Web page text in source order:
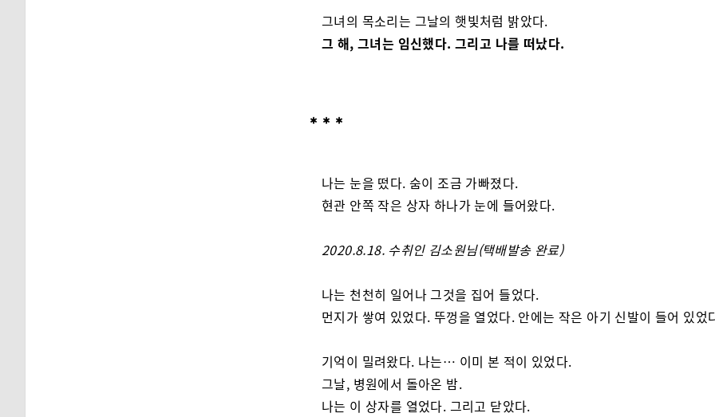
그녀의 목소리는 그날의 햇빛처럼 밝았다.
그 해, 그녀는 임신했다. 그리고 나를 떠났다.
나는 눈을 떴다. 숨이 조금 가빠졌다.
현관 안쪽 작은 상자 하나가 눈에 들어왔다.
2020.8.18. 수취인 김소원님(택배발송 완료)
나는 천천히 일어나 그것을 집어 들었다.
먼지가 쌓여 있었다. 뚜껑을 열었다. 안에는 작은 아기 신발이 들어 있었
기억이 밀려왔다. 나는… 이미 본 적이 있었다.
그날, 병원에서 돌아온 밤.
나는 이 상자를 열었다. 그리고 닫았다.